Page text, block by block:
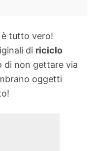
è tutto vero!
di riciclo
di non gettare via
oggetti